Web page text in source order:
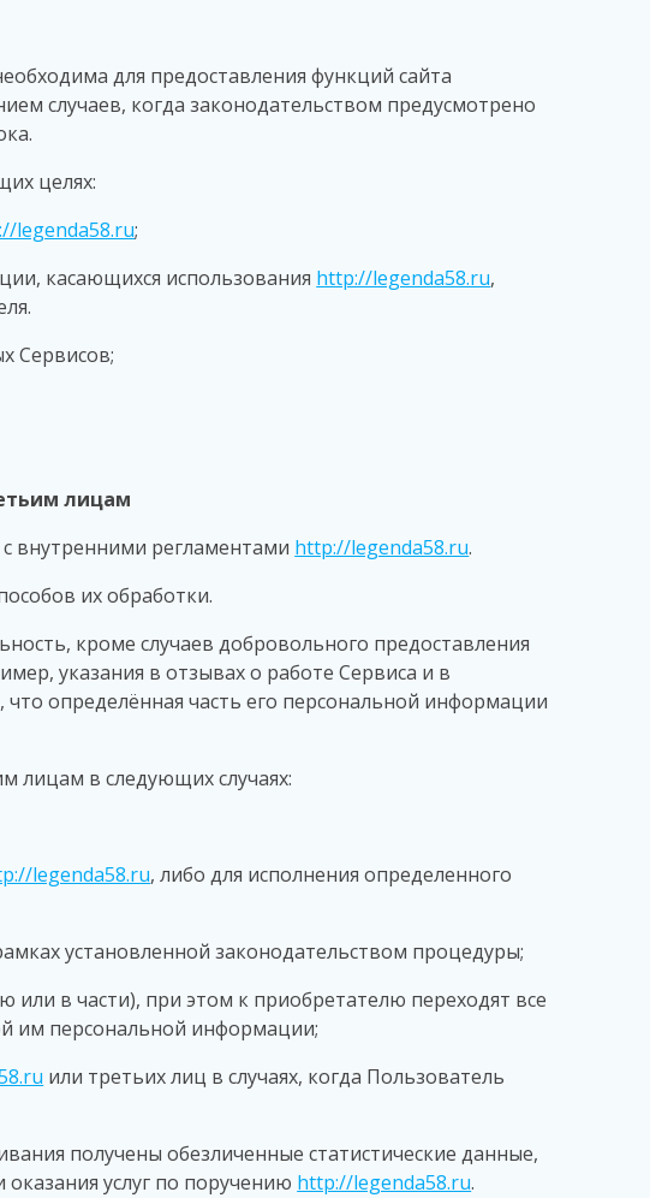
для предоставления функций сайта
случаев, когда законодательством предусмотрено
целях:
legenda58.ru;
касающихся использования http://legenda58.ru,
Сервисов;
лицам
внутренними регламентами http://legenda58.ru.
их обработки.
кроме случаев добровольного предоставления
указания в отзывах о работе Сервиса и в
определённая часть его персональной информации
лицам в следующих случаях:
legenda58.ru, либо для исполнения определенного
установленной законодательством процедуры;
или в части), при этом к приобретателю переходят все
им персональной информации;
или третьих лиц в случаях, когда Пользователь
получены обезличенные статистические данные,
услуг по поручению http://legenda58.ru.